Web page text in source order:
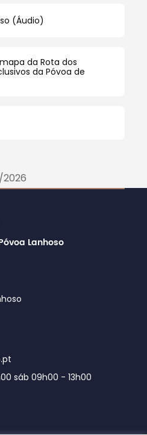
(Áudio)
da Rota dos
da Póvoa de
Lanhoso
sáb 09h00 - 13h00